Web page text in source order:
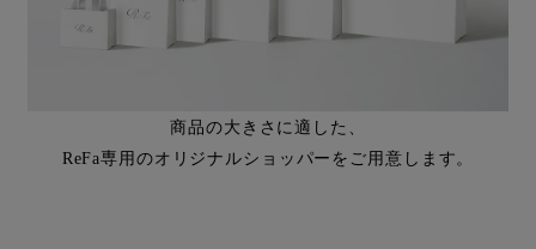
商品の大きさに適した、
ReFa専用のオリジナルショッパーをご用意します。